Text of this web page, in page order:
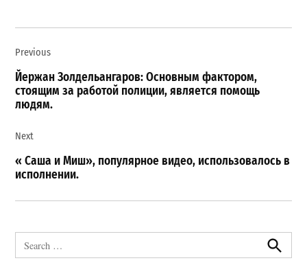
по
записям
Previous
Йержан Золдельангаров: Основным фактором,
стоящим за работой полиции, является помощь
людям.
Next
« Саша и Миш», популярное видео, использовалось в
исполнении.
for:
Search